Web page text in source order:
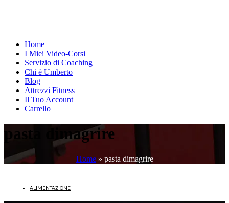
Home
I Miei Video-Corsi
Servizio di Coaching
Chi è Umberto
Blog
Attrezzi Fitness
Il Tuo Account
Carrello
pasta dimagrire
Home» pasta dimagrire
ALIMENTAZIONE